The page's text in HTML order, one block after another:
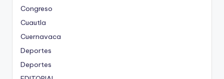
Congreso
Cuautla
Cuernavaca
Deportes
Deportes